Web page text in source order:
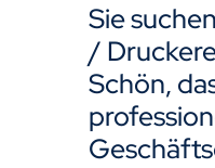
Sie
/
Schön,